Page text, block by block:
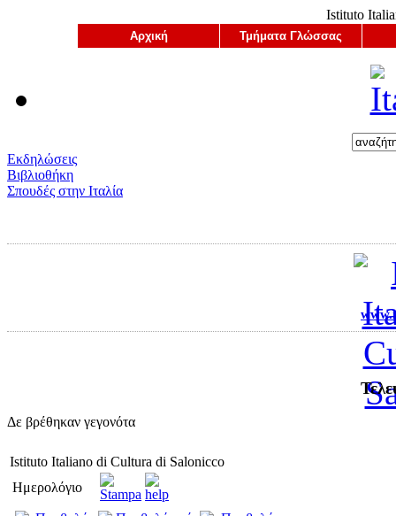
Istituto
Αρχική Τμήματα Γλώσσας
Εκδηλώσεις
Βιβλιοθήκη
Σπουδές στην Ιταλία
Δε βρέθηκαν γεγονότα
Istituto Italiano di Cultura di Salonicco
Ημερολόγιο